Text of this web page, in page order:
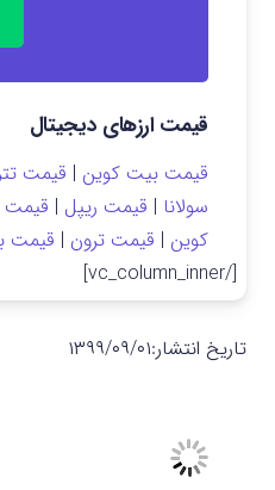
قیمت ارزهای دیجیتال
قیمت بیت کوین | قیمت
سولانا | قیمت ریپل | قیمت
کوین | قیمت ترون | قیمت
[/vc_column_inner]
تاریخ انتشار:۱۳۹۹/۰۹/۰۱